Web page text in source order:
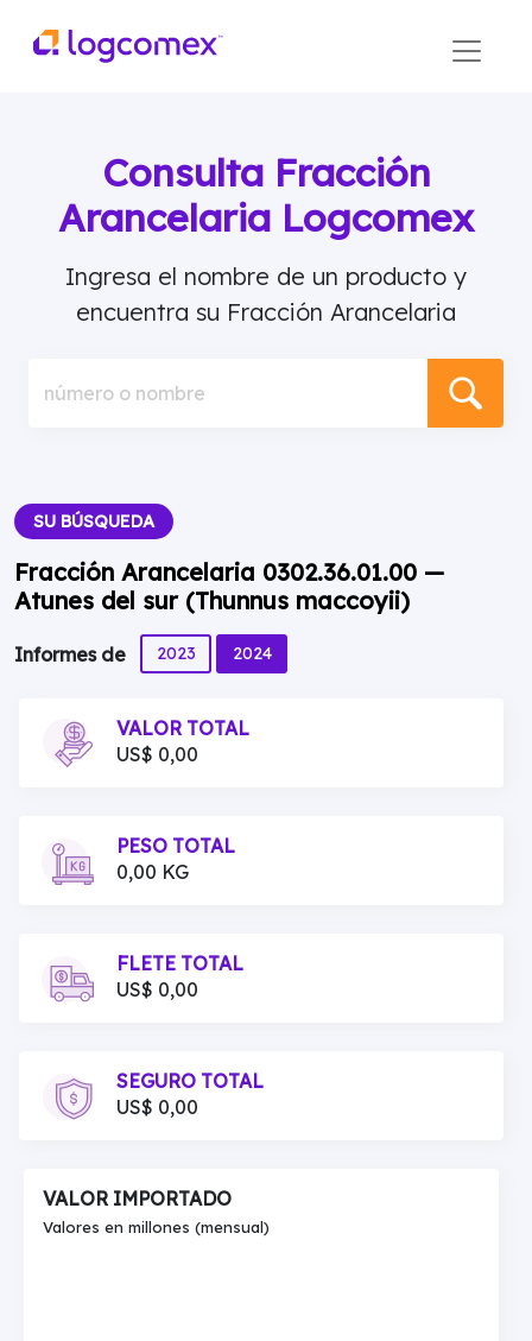
Consulta Fracción
Arancelaria Logcomex
Ingresa el nombre de un producto y
encuentra su Fracción Arancelaria
número o nombre
SU BÚSQUEDA
Fracción Arancelaria 0302.36.01.00 —
Atunes del sur (Thunnus maccoyii)
Informes de 2023 2024
VALOR TOTAL
US$ 0,00
PESO TOTAL
0,00 KG
FLETE TOTAL
US$ 0,00
SEGURO TOTAL
US$ 0,00
VALOR IMPORTADO
Valores en millones (mensual)